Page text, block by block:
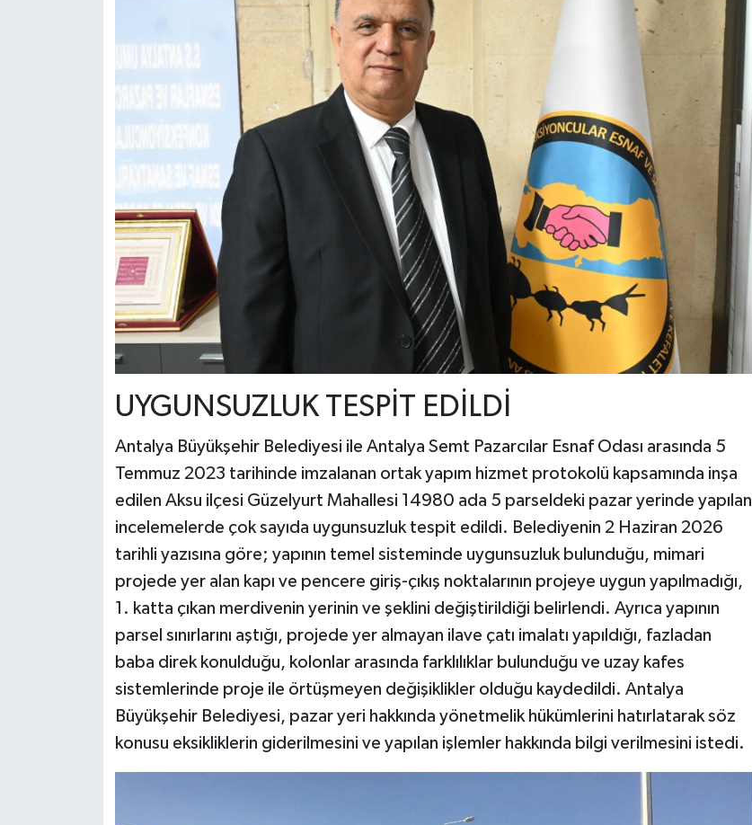
UYGUNSUZLUK TESPİT EDİLDİ
Antalya Büyükşehir Belediyesi ile Antalya Semt Pazarcılar Esnaf Odası arasında 5
Temmuz 2023 tarihinde imzalanan ortak yapım hizmet protokolü kapsamında inşa
edilen Aksu ilçesi Güzelyurt Mahallesi 14980 ada 5 parseldeki pazar yerinde yapılan
incelemelerde çok sayıda uygunsuzluk tespit edildi. Belediyenin 2 Haziran 2026
tarihli yazısına göre; yapının temel sisteminde uygunsuzluk bulunduğu, mimari
projede yer alan kapı ve pencere giriş-çıkış noktalarının projeye uygun yapılmadığı,
1. katta çıkan merdivenin yerinin ve şeklini değiştirildiği belirlendi. Ayrıca yapının
parsel sınırlarını aştığı, projede yer almayan ilave çatı imalatı yapıldığı, fazladan
baba direk konulduğu, kolonlar arasında farklılıklar bulunduğu ve uzay kafes
sistemlerinde proje ile örtüşmeyen değişiklikler olduğu kaydedildi. Antalya
Büyükşehir Belediyesi, pazar yeri hakkında yönetmelik hükümlerini hatırlatarak söz
konusu eksikliklerin giderilmesini ve yapılan işlemler hakkında bilgi verilmesini istedi.